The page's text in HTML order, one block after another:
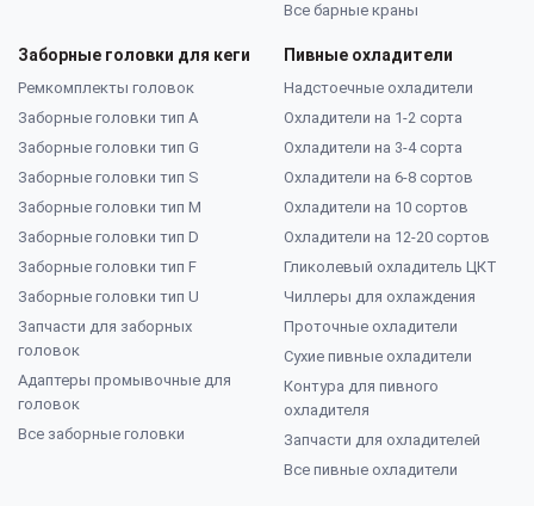
Все барные краны
Заборные головки для кеги
Ремкомплекты головок
Заборные головки тип А
Заборные головки тип G
Заборные головки тип S
Заборные головки тип M
Заборные головки тип D
Заборные головки тип F
Заборные головки тип U
Запчасти для заборных
головок
Адаптеры промывочные для
головок
Все заборные головки
Пивные охладители
Надстоечные охладители
Охладители на 1-2 сорта
Охладители на 3-4 сорта
Охладители на 6-8 сортов
Охладители на 10 сортов
Охладители на 12-20 сортов
Гликолевый охладитель ЦКТ
Чиллеры для охлаждения
Проточные охладители
Сухие пивные охладители
Контура для пивного
охладителя
Запчасти для охладителей
Все пивные охладители